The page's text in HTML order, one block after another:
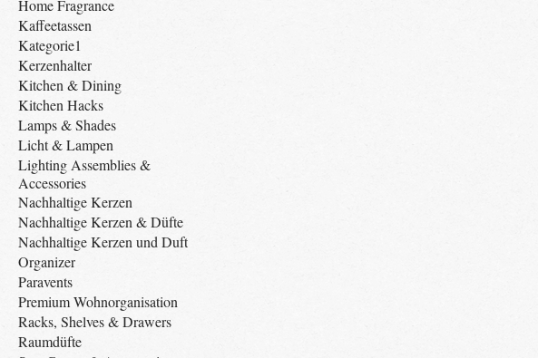
Home Fragrance
Kaffeetassen
Kategorie1
Kerzenhalter
Kitchen & Dining
Kitchen Hacks
Lamps & Shades
Licht & Lampen
Lighting Assemblies &
Accessories
Nachhaltige Kerzen
Nachhaltige Kerzen & Düfte
Nachhaltige Kerzen und Duft
Organizer
Paravents
Premium Wohnorganisation
Racks, Shelves & Drawers
Raumdüfte